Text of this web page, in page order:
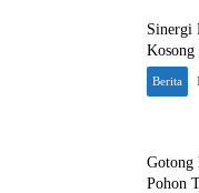
Sinergi
Kosong
Berita
Gotong
Pohon